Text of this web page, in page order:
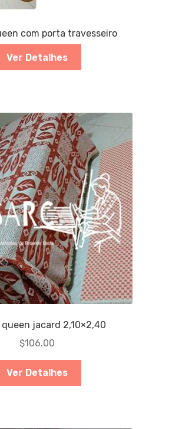
com porta travesseiro
Ver Detalhes
queen jacard 2,10×2,40
$106.00
Ver Detalhes